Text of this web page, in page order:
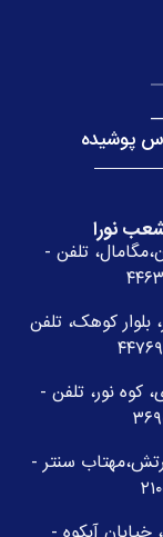
پوشیده
نورا
تلفن -
بلوار کوهک، تلفن
کوه نور، تلفن -
سنتر -